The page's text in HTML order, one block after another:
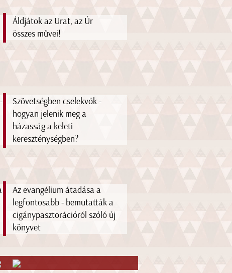
Áldjátok az Urat, az Úr
összes művei!
Szövetségben cselekvők -
hogyan jelenik meg a
házasság a keleti
kereszténységben?
Az evangélium átadása a
legfontosabb - bemutatták a
cigánypasztorációról szóló új
könyvet